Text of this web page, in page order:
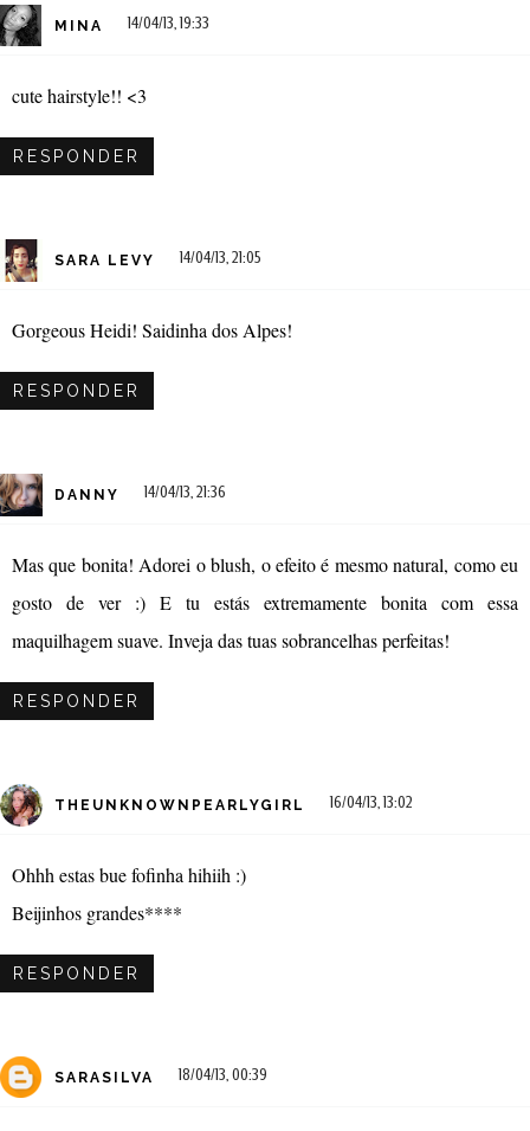
MINA 14/04/13, 19:33
cute hairstyle!! <3
RESPONDER
SARA LEVY 14/04/13, 21:05
Gorgeous Heidi! Saidinha dos Alpes!
RESPONDER
DANNY 14/04/13, 21:36
Mas que bonita! Adorei o blush, o efeito é mesmo natural, como eu
gosto de ver :) E tu estás extremamente bonita com essa
maquilhagem suave. Inveja das tuas sobrancelhas perfeitas!
RESPONDER
THEUNKNOWNPEARLYGIRL 16/04/13, 13:02
Ohhh estas bue fofinha hihiih :)
Beijinhos grandes****
RESPONDER
SARASILVA 18/04/13, 00:39